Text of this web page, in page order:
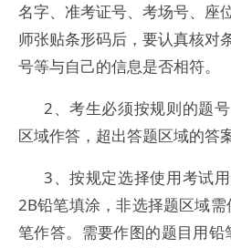
名字、准考证号、考场号、座
师张贴条形码后，要认真核对
号等与自己的信息是否相符。
2、考生必须按规则的题
区域作答，超出答题区域的答
3、按规定选择使用考试
2B铅笔填涂，非选择题区域
笔作答。需要作图的题目用